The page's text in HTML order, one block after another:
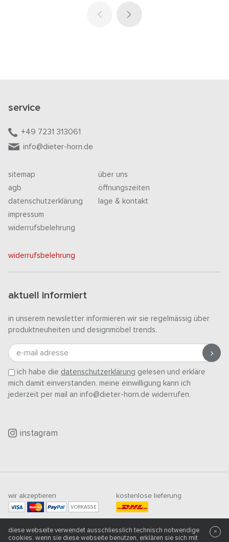
service
+49 7231 313061
info@dieter-horn.de
sitemap
agb
datenschutzerklärung
impressum
widerrufsbelehrung
über uns
öffnungszeiten
lage & kontakt
widerrufsbelehrung
aktuell informiert
in unserem newsletter informieren wir sie regelmässig über
produktneuheiten und designmöbel trends.
e-mail adresse
ich habe die datenschutzerklärung gelesen und erkläre
mich damit einverstanden. meine einwilligung kann ich
jederzeit per mail an info@dieter-horn.de widerrufen.
instagram
wir akzeptieren
VORKASSE
kostenlose lieferung
mindestbestellwert
500CHF
diese webseite verwendet ausschliesslich technisch notwendige
cookies. wenn sie diese webseite benutzen, erklären sie sich mit
×